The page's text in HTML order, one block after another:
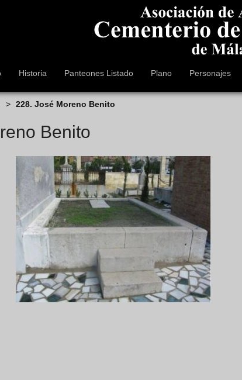
Historia Panteones Listado Plano Personajes
> 228. José Moreno Benito
Benito